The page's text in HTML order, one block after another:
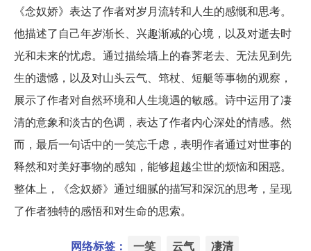
《念奴娇》表达了作者对岁月流转和人生的感慨和思考。
他描述了自己年岁渐长、兴趣渐减的心境，以及对逝去时
光和未来的忧虑。通过描绘墙上的春荠老去、无法见到先
生的遗憾，以及对山头云气、筇杖、短艇等事物的观察，
展示了作者对自然环境和人生境遇的敏感。诗中运用了凄
清的意象和淡古的色调，表达了作者内心深处的情感。然
而，最后一句话中的一笑忘千虑，表明作者通过对世事的
释然和对美好事物的感知，能够超越尘世的烦恼和困惑。
整体上，《念奴娇》通过细腻的描写和深沉的思考，呈现
了作者独特的感悟和对生命的思索。
网络标签： 一笑 云气 凄清